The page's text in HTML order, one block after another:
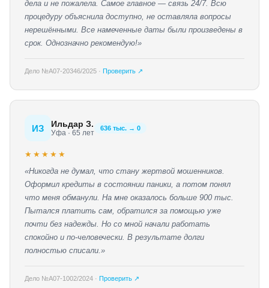
дела и не пожалела. Самое главное — связь 24/7. Всю
процедуру объяснила доступно, не оставляла вопросы
нерешёнными. Все намеченные даты были произведены в
срок. Однозначно рекомендую!»
Дело №А07-20346/2025 · Проверить ↗
ИЗ Ильдар З.
Уфа · 65 лет
636 тыс. → 0
★★★★★
«Никогда не думал, что стану жертвой мошенников.
Оформил кредиты в состоянии паники, а потом понял
что меня обманули. На мне оказалось больше 900 тыс.
Пытался платить сам, обратился за помощью уже
почти без надежды. Но со мной начали работать
спокойно и по-человечески. В результате долги
полностью списали.»
Дело №А07-1002/2024 · Проверить ↗